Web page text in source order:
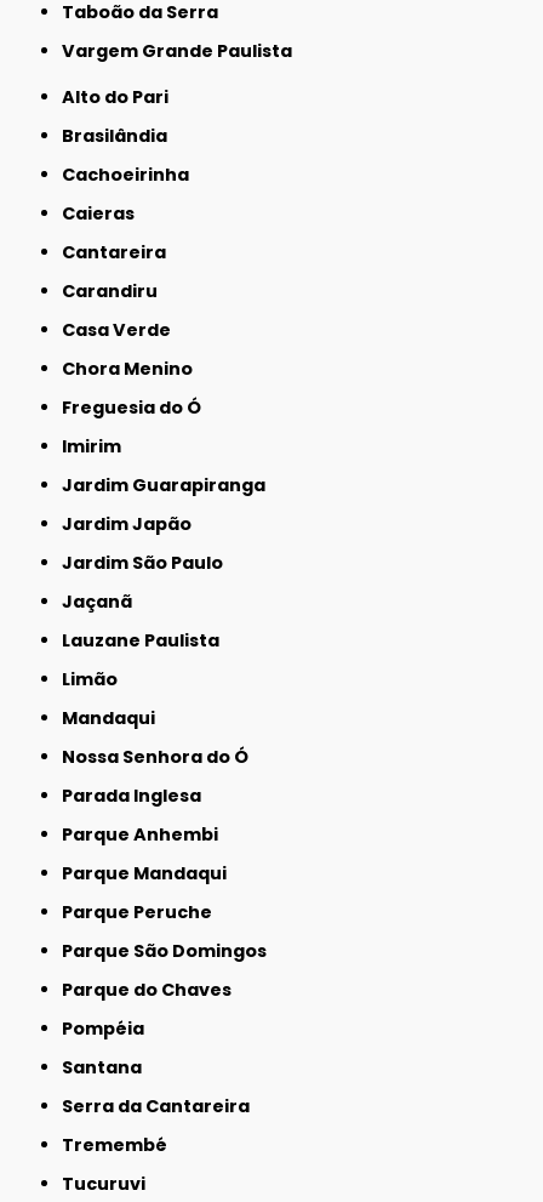
Taboão da Serra
Vargem Grande Paulista
Alto do Pari
Brasilândia
Cachoeirinha
Caieras
Cantareira
Carandiru
Casa Verde
Chora Menino
Freguesia do Ó
Imirim
Jardim Guarapiranga
Jardim Japão
Jardim São Paulo
Jaçanã
Lauzane Paulista
Limão
Mandaqui
Nossa Senhora do Ó
Parada Inglesa
Parque Anhembi
Parque Mandaqui
Parque Peruche
Parque São Domingos
Parque do Chaves
Pompéia
Santana
Serra da Cantareira
Tremembé
Tucuruvi